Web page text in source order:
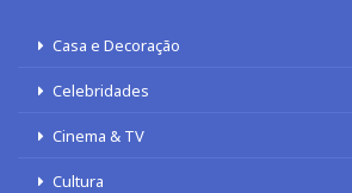
Casa e Decoração
Celebridades
Cinema & TV
Cultura